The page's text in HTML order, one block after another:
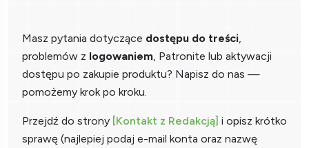
Masz pytania dotyczące dostępu do treści,
problemów z logowaniem, Patronite lub aktywacji
dostępu po zakupie produktu? Napisz do nas —
pomożemy krok po kroku.
Przejdź do strony [Kontakt z Redakcją] i opisz krótko
sprawę (najlepiej podaj e-mail konta oraz nazwę